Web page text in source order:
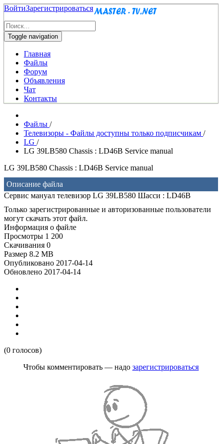
ВойтиЗарегистрироваться
Toggle navigation
Главная
Файлы
Форум
Объявления
Чат
Контакты
Файлы /
Телевизоры - Файлы доступны только подписчикам /
LG /
LG 39LB580 Chassis : LD46B Service manual
LG 39LB580 Chassis : LD46B Service manual
Описание файла
Сервис мануал телевизор LG 39LB580 Шасси : LD46B
Только зарегистрированные и авторизованные пользователи
могут скачать этот файл.
Информация о файле
Просмотры 1 200
Скачивания 0
Размер 8.2 MB
Опубликовано 2017-04-14
Обновлено 2017-04-14
(0 голосов)
Чтобы комментировать — надо зарегистрироваться